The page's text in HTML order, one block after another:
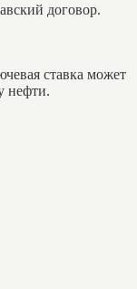
договор.
ставка может
нефти.